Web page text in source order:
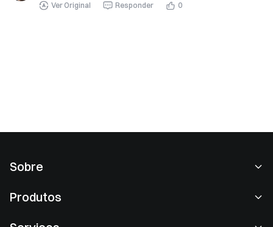
Ver Original Responder 0
Sobre
Produtos